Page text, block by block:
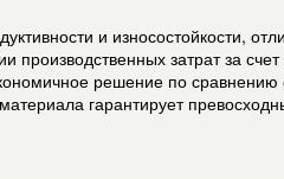
и износостойкости,
производственных затрат за
решение по
гарантирует